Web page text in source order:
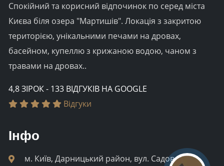
Спокійний та корисний відпочинок по серед міста
Києва біля озера "Мартишів". Локація з закритою
територією, унікальними печами на дровах,
басейном, купеллю з крижаною водою, чаном з
травами на дровах..
4,8 ЗІРОК - 133 ВІДГУКІВ НА GOOGLE
Відгуки
Інфо
м. Київ, Дарницький район, вул. Садова 55